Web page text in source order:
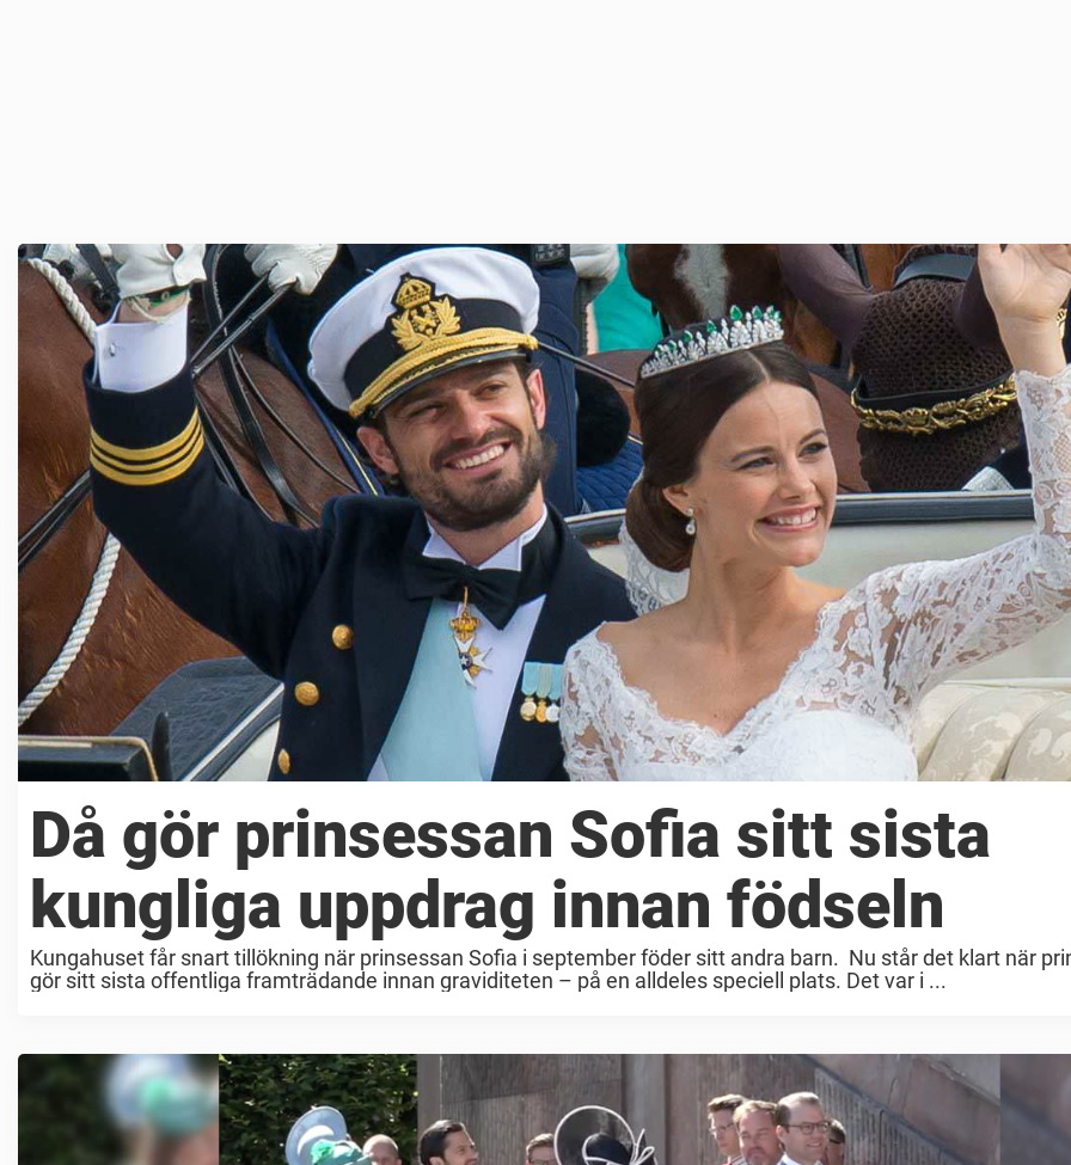
Då gör prinsessan Sofia sitt sista
kungliga uppdrag innan födseln
Kungahuset får snart tillökning när prinsessan Sofia i september föder sitt andra barn. Nu står det klart när
gör sitt sista offentliga framträdande innan graviditeten – på en alldeles speciell plats. Det var i ...